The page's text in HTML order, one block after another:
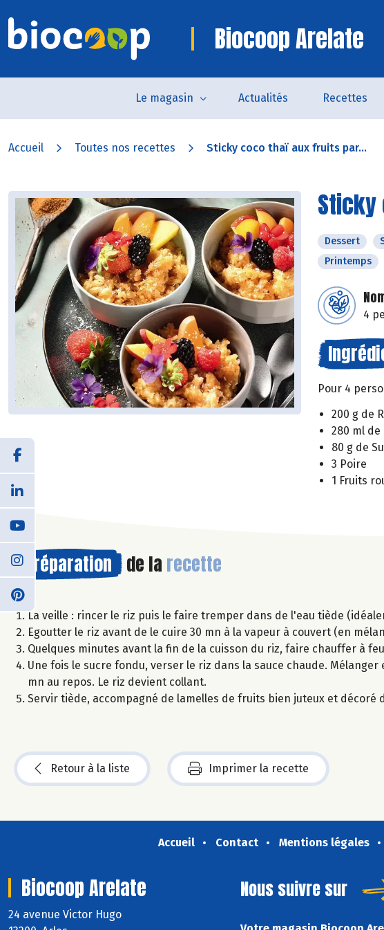
Biocoop Arelate
Le magasin Actualités Recettes
Accueil Toutes nos recettes Sticky coco thaï aux fruits par...
Sticky
Dessert
Printemps
4
Pour 4
200 g de
280 ml de
80 g de
3 Poire
1 Fruits
Préparation de la recette
La veille : rincer le riz puis le faire tremper dans de l'eau tiède
Egoutter le riz avant de le cuire 30 mn à la vapeur à couvert (en
Quelques minutes avant la fin de la cuisson du riz, faire chauffer à
Une fois le sucre fondu, verser le riz dans la sauce chaude.
mn au repos. Le riz devient collant.
Servir tiède, accompagné de lamelles de fruits bien juteux et décoré
Retour à la liste Imprimer la recette
Accueil Contact Mentions légales
Biocoop Arelate
24 avenue Victor Hugo
Nous suivre sur